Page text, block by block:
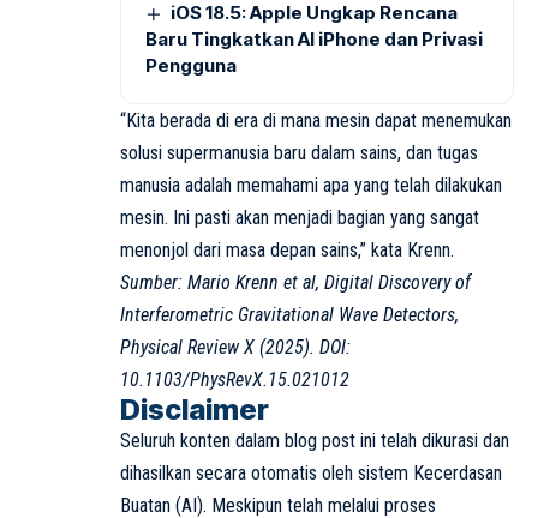
iOS 18.5: Apple Ungkap Rencana
Baru Tingkatkan AI iPhone dan Privasi
Pengguna
“Kita berada di era di mana mesin dapat menemukan
solusi supermanusia baru dalam sains, dan tugas
manusia adalah memahami apa yang telah dilakukan
mesin. Ini pasti akan menjadi bagian yang sangat
menonjol dari masa depan sains,” kata Krenn.
Sumber: Mario Krenn et al, Digital Discovery of
Interferometric Gravitational Wave Detectors,
Physical Review X (2025). DOI:
10.1103/PhysRevX.15.021012
Disclaimer
Seluruh konten dalam blog post ini telah dikurasi dan
dihasilkan secara otomatis oleh sistem Kecerdasan
Buatan (AI). Meskipun telah melalui proses